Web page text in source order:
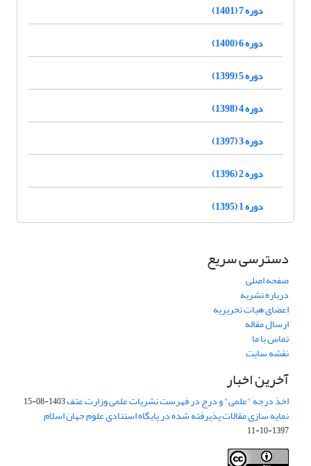
دوره 7 (1401)
دوره 6 (1400)
دوره 5 (1399)
دوره 4 (1398)
دوره 3 (1397)
دوره 2 (1396)
دوره 1 (1395)
دسترسی سریع
صفحه اصلی
درباره نشریه
اعضای هیات تحریریه
ارسال مقاله
تماس با ما
نقشه سایت
آخرین اخبار
اخذ درجه "علمی" و درج در فهرست نشریات علمی وزارت عتف1403-08-15
نمایه سازی مقالات پذیرفته شده در پایگاه استنادی علوم جهان اسلام
1397-10-11